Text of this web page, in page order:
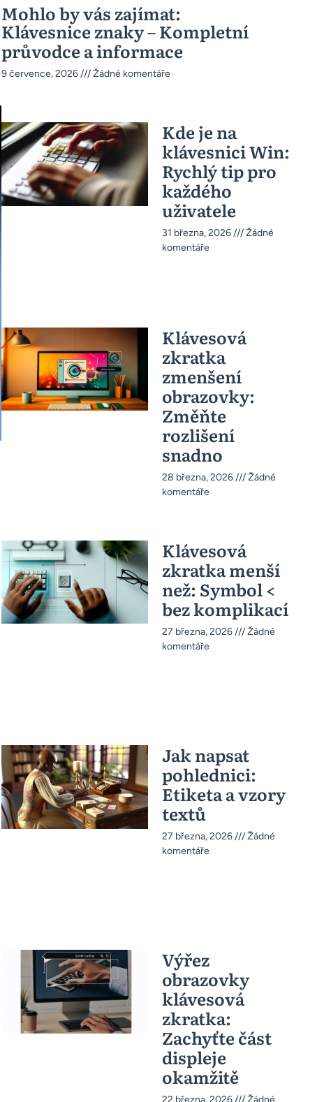
Mohlo by vás zajímat:
Klávesnice znaky – Kompletní
průvodce a informace
9 července, 2026 Žádné komentáře
Kde je na
klávesnici Win:
Rychlý tip pro
každého
uživatele
31 března, 2026
Žádné
komentáře
Klávesová
zkratka
zmenšení
obrazovky:
Změňte
rozlišení
snadno
28 března, 2026
Žádné
komentáře
Klávesová
zkratka menší
než: Symbol <
bez komplikací
27 března, 2026
Žádné
komentáře
Jak napsat
pohlednici:
Etiketa a vzory
textů
27 března, 2026
Žádné
komentáře
Výřez
obrazovky
klávesová
zkratka:
Zachyťte část
displeje
okamžitě